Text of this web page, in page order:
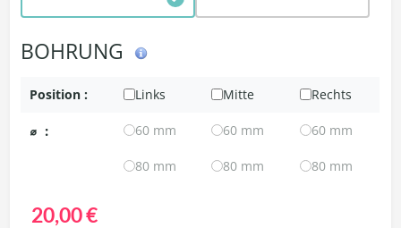
BOHRUNG
Position : Links Mitte Rechts
⌀ : 60 mm 60 mm 60 mm
80 mm 80 mm 80 mm
20,00 €